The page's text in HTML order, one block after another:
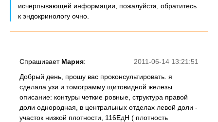
исчерпывающей информации, пожалуйста, обратитесь
к эндокринологу очно.
2011-06-14 13:21:51
Спрашивает Мария:
Добрый день, прошу вас проконсультировать. я
сделала узи и томограмму щитовидной железы
описание: контуры четкие ровные, структура правой
доли однородная, в центральных отделах левой доли -
участок низкой плотности, 116ЕдН ( плотность